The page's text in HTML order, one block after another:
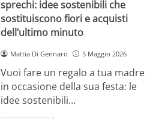
sprechi: idee sostenibili che
sostituiscono fiori e acquisti
dell’ultimo minuto
Mattia Di Gennaro 5 Maggio 2026
Vuoi fare un regalo a tua madre
in occasione della sua festa: le
idee sostenibili…